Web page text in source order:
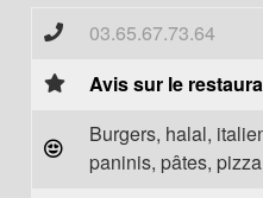
03.65.67.73.64
Avis sur le
Burgers, halal,
paninis, pâtes,